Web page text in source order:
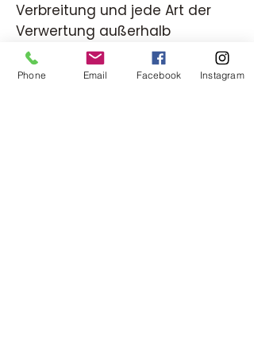
Verbreitung und jede Art der
Verwertung außerhalb
derGrenzen des Urheberrechtes
bedürfen der schriftlichen
Phone Email Facebook Instagram